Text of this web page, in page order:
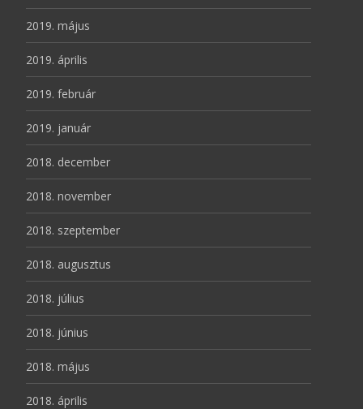
2019. május
2019. április
2019. február
2019. január
2018. december
2018. november
2018. szeptember
2018. augusztus
2018. július
2018. június
2018. május
2018. április